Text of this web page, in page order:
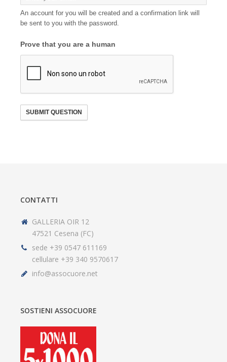
An account for you will be created and a confirmation link will
be sent to you with the password.
Prove that you are a human
SUBMIT QUESTION
CONTATTI
GALLERIA OIR 12
47521 Cesena (FC)
sede +39 0547 611169
cellulare +39 340 9570617
info@assocuore.net
SOSTIENI ASSOCUORE